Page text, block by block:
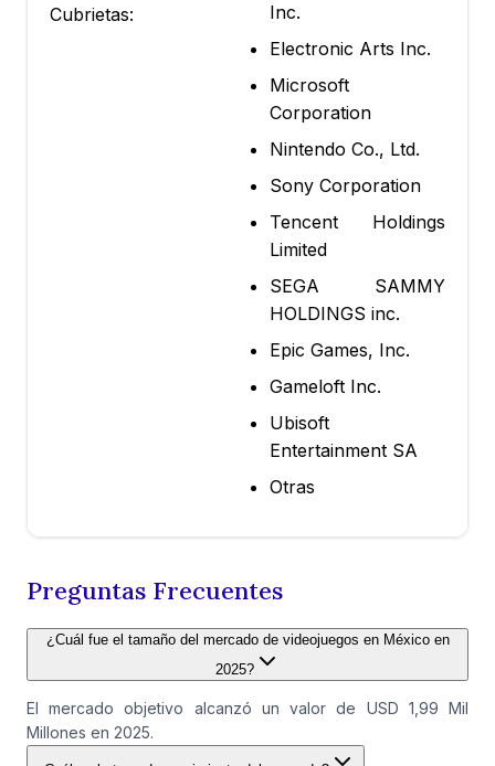
Cubrietas:
Inc.
Electronic Arts Inc.
Microsoft
Corporation
Nintendo Co., Ltd.
Sony Corporation
Tencent Holdings
Limited
SEGA SAMMY
HOLDINGS inc.
Epic Games, Inc.
Gameloft Inc.
Ubisoft
Entertainment SA
Otras
Preguntas Frecuentes
¿Cuál fue el tamaño del mercado de videojuegos en México en
2025?
El mercado objetivo alcanzó un valor de USD 1,99 Mil
Millones en 2025.